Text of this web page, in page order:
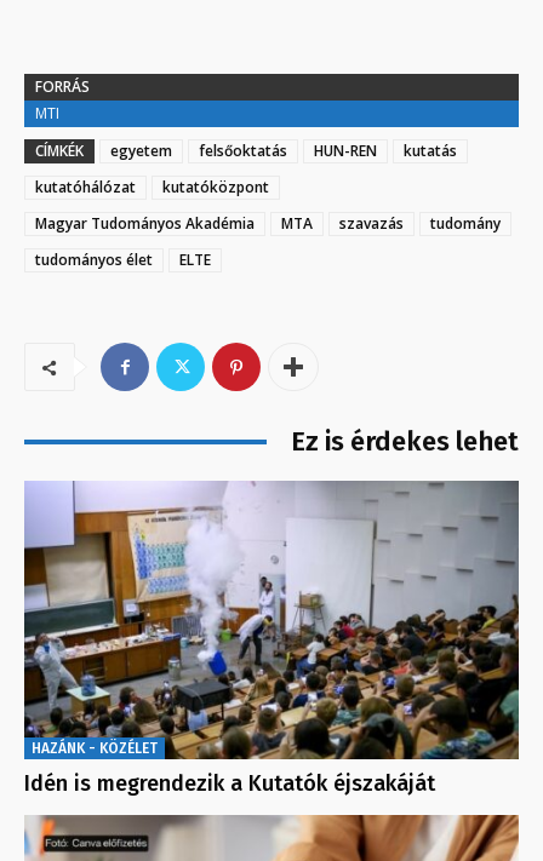
FORRÁS
MTI
CÍMKÉK
egyetem felsőoktatás HUN-REN
kutatás
kutatóhálózat
kutatóközpont
Magyar Tudományos Akadémia
MTA szavazás
tudomány
tudományos élet
ELTE
Ez is érdekes lehet
HAZÁNK - KÖZÉLET
Idén is megrendezik a Kutatók éjszakáját